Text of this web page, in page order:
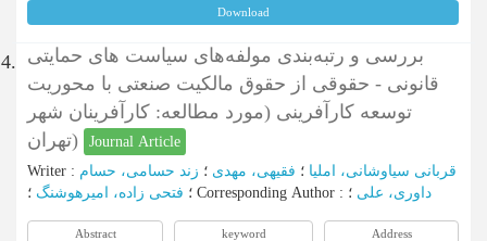
Download
4. بررسی و رتبه‌بندی مولفه‌های سیاست های حمایتی
قانونی - حقوقی‌ از حقوق مالکیت صنعتی با محوریت
توسعه کارآفرینی (مورد مطالعه: کارآفرینان شهر
تهران)
Journal Article
Writer : قربانی سیاوشانی، املیا ؛ فقیهی، مهدی ؛ زند حسامی، حسام
؛ فتحی زاده، امیرهوشنگ Corresponding Author : داوری، علی ؛
Abstract keyword Address